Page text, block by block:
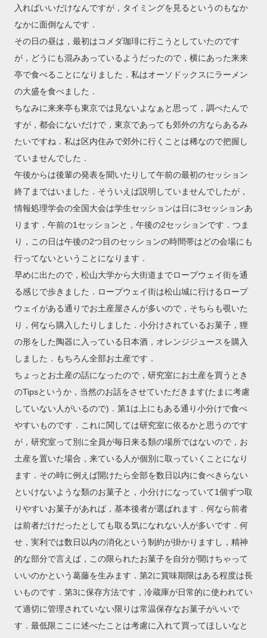
入ればいいだけなんですが，タイミングを見るというのもなか
なかに面倒なんです．
その日の昼は，最初はコメダ珈琲に行こうとしていたのです
が，どうにも混みあっているようだったので，横にあった来来
亭で食べることになりました．私はオーソドックスにラーメン
の大盛を食べました．
ちなみに来来亭も東京では見ないよなぁと思って，調べたんで
すが，都会にないだけで，東京であっても郊外の方ならあるみ
たいですね．私は区内住みで郊外に行くことは稀なので把握し
ていませんでした．
午後からは後輩の発表を聞いたりして午前の最初のセッション
終了まではいました．そういえば説明していませんでしたが，
情報処理学会の全国大会は学生セッションは日に3セッションあ
ります．午前の1セッションと，午後の2セッションです．つま
り，この日は午後の2つ目のセッションの時間帯はどの会場にも
行ってないということになります．
早めに出たので，松山大学から大街道までロープウェイ街を通
る感じで歩きました．ロープウェイ街は松山城に行けるロープ
ウェイがある通りでお土産屋さんが多いので，そちらも覗いた
り，何なら購入したりしました．小分けされているお菓子，狸
の形をした陶器に入っている日本酒，オレンジジュースを購入
しました．もちろん全部お土産です．
ちょっとお土産の話になったので，研究室にお土産を買うとき
のTipsというか，当然のお話をさせていただきます(たまに考慮
していない人がいるので)．第1は上にもある通り小分けで食べ
やすいものです．これに関しては研究室に依るかと思うのです
が，研究室って別に全員が毎日来る類の場所ではないので，お
土産を置いた場合，来ている人が個別に取っていくことになり
ます．その時に例えば開けたら全部を数日以内に食べきらない
といけないような類のお菓子と，小分けになっていて1個ずつ取
りやすいお菓子があれば，基本後者が選ばれます．何なら前者
は前者だけだったとしても取る気になれない人が多いです．何
せ，実利では数日以内の消化という制約が掛かりますし，精神
的な部分で言えば，この限られたお菓子を自分が開けちゃって
いいのかという葛藤を生みます．第2に賞味期限はある程度は長
いものです．第3に保存方法です，冷蔵庫が日常的に使われてい
て適切に管理されていない限りは常温保存なお菓子がいいで
す．最低限ここに述べたことは考慮に入れて買ってほしいなと